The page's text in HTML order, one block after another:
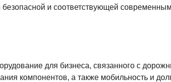
и соответствующей
для бизнеса, связанного с
компонентов, а также мобильность и